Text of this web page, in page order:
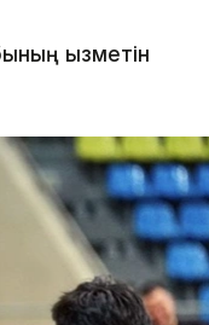
қызметін